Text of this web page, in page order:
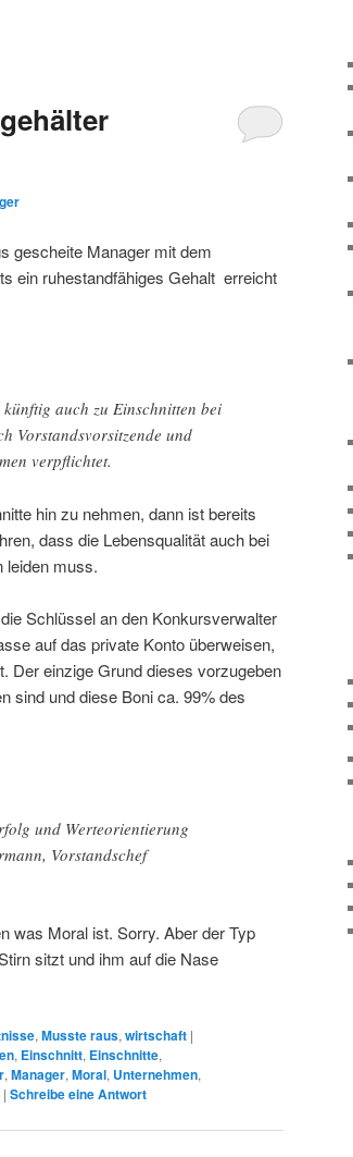
gescheite Manager mit dem
ein ruhestandfähiges Gehalt erreicht
auch zu Einschnitten bei
Vorstandsvorsitzende und
verpflichtet.
hin zu nehmen, dann ist bereits
dass die Lebensqualität auch bei
leiden muss.
Schlüssel an den Konkursverwalter
auf das private Konto überweisen,
Der einzige Grund dieses vorzugeben
sind und diese Boni ca. 99% des
und Werteorientierung
Vorstandschef
was Moral ist. Sorry. Aber der Typ
sitzt und ihm auf die Nase
, Musste raus, wirtschaft |
, Einschnitt, Einschnitte,
, Manager, Moral, Unternehmen,
| Schreibe eine Antwort